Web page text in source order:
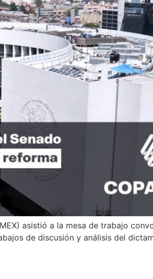
asistió a la mesa de trabajo
de discusión y análisis del